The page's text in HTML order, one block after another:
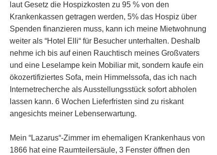
laut Gesetz die Hospizkosten zu 95 % von den
Krankenkassen getragen werden, 5% das Hospiz über
Spenden finanzieren muss, kann ich meine Mietwohnung
weiter als “Hotel Elli“ für Besucher unterhalten. Deshalb
nehme ich bis auf einen Rauchtisch meines Großvaters
und eine Leselampe kein Mobiliar mit, sondern kaufe ein
ökozertifiziertes Sofa, mein Himmelssofa, das ich nach
Internetrecherche als Ausstellungsstück sofort abholen
lassen kann. 6 Wochen Lieferfristen sind zu riskant
angesichts meiner Lebenserwartung.
Mein “Lazarus“-Zimmer im ehemaligen Krankenhaus von
1866 hat eine Raumteilersäule, 3 Fenster öffnen den